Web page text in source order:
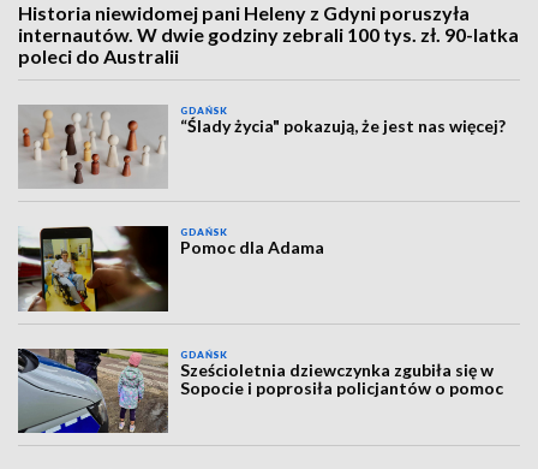
Historia niewidomej pani Heleny z Gdyni poruszyła
internautów. W dwie godziny zebrali 100 tys. zł. 90-latka
poleci do Australii
GDAŃSK
“Ślady życia" pokazują, że jest nas więcej?
GDAŃSK
Pomoc dla Adama
GDAŃSK
Sześcioletnia dziewczynka zgubiła się w
Sopocie i poprosiła policjantów o pomoc